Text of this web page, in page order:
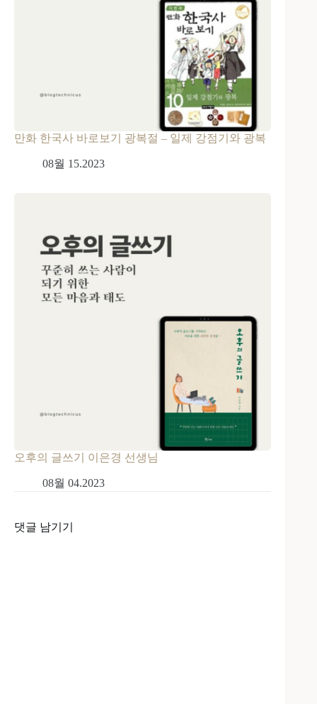
만화 한국사 바로보기 광복절 – 일제 강점기와 광복
08월 15.2023
오후의 글쓰기 이은경 선생님
08월 04.2023
댓글 남기기